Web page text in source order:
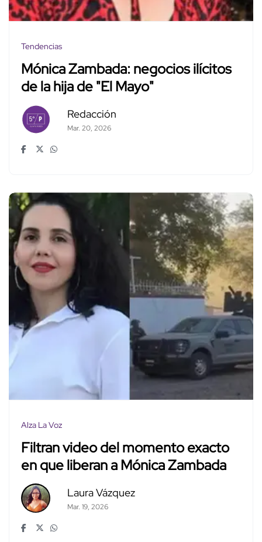
Tendencias
Mónica Zambada: negocios ilícitos
de la hija de "El Mayo"
Redacción
Mar. 20, 2026
Alza La Voz
Filtran video del momento exacto
en que liberan a Mónica Zambada
Laura Vázquez
Mar. 19, 2026